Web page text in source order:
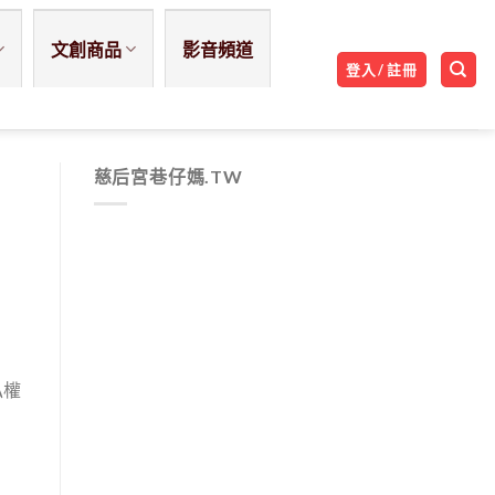
文創商品 影音頻道
登入 / 註冊
慈后宮巷仔媽.TW